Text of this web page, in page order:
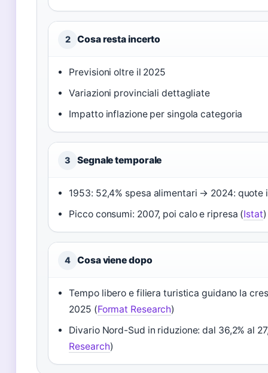
2 Cosa resta incerto
Previsioni oltre il 2025
Variazioni provinciali dettagliate
Impatto inflazione per singola categoria
3 Segnale temporale
1953: 52,4% spesa alimentari → 2024: quote
Picco consumi: 2007, poi calo e ripresa (Istat)
4 Cosa viene dopo
Tempo libero e filiera turistica guidano la
2025 (Format Research)
Divario Nord-Sud in riduzione: dal 36,2% al
Research)